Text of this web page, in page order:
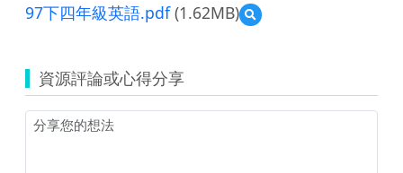
97下四年級英語.pdf(1.62MB)
預
覽
年
級
資源評論或心得分享